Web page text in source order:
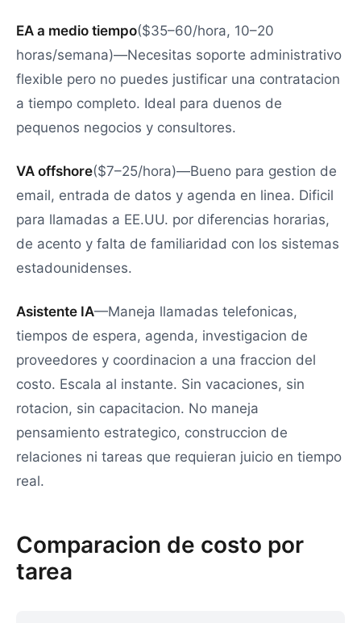
EA a medio tiempo($35–60/hora, 10–20
horas/semana)—Necesitas soporte administrativo
flexible pero no puedes justificar una contratacion
a tiempo completo. Ideal para duenos de
pequenos negocios y consultores.
VA offshore($7–25/hora)—Bueno para gestion de
email, entrada de datos y agenda en linea. Dificil
para llamadas a EE.UU. por diferencias horarias,
de acento y falta de familiaridad con los sistemas
estadounidenses.
Asistente IA—Maneja llamadas telefonicas,
tiempos de espera, agenda, investigacion de
proveedores y coordinacion a una fraccion del
costo. Escala al instante. Sin vacaciones, sin
rotacion, sin capacitacion. No maneja
pensamiento estrategico, construccion de
relaciones ni tareas que requieran juicio en tiempo
real.
Comparacion de costo por
tarea